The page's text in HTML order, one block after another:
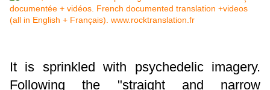
It is sprinkled with psychedelic imagery.
Following the "straight and narrow